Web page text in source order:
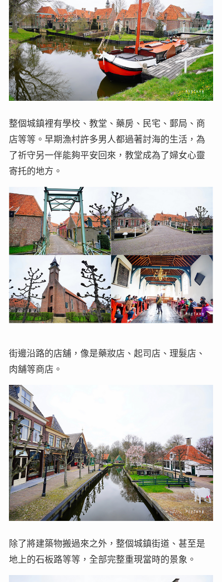
整個城鎮裡有學校、教堂、藥房、民宅、郵局、商
店等等。早期漁村許多男人都過著討海的生活，為
了祈守另一伴能夠平安回來，教堂成為了婦女心靈
寄托的地方。
街邊沿路的店舖，像是藥妝店、起司店、理髮店、
肉舖等商店。
除了將建築物搬過來之外，整個城鎮街道、甚至是
地上的石板路等等，全部完整重現當時的景象。